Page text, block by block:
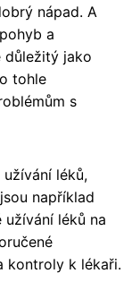
nápad. A
a
důležitý jako
tohle
s
léků,
například
léků na
kontroly k lékaři.